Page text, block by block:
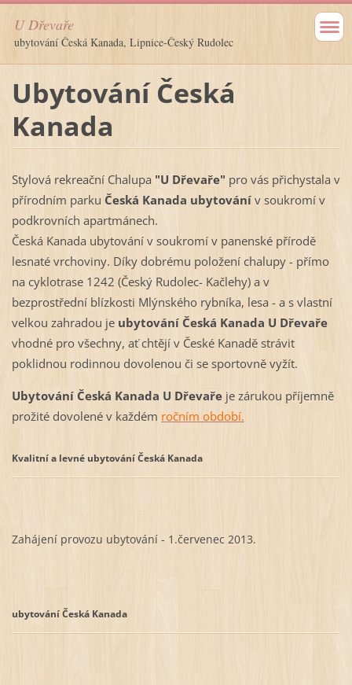
U Dřevaře
ubytování Česká Kanada, Lipnice-Český Rudolec
Ubytování Česká
Kanada
Stylová rekreační Chalupa "U Dřevaře" pro vás přichystala v
přírodním parku Česká Kanada ubytování v soukromí v
podkrovních apartmánech.
Česká Kanada ubytování v soukromí v panenské přírodě
lesnaté vrchoviny. Díky dobrému položení chalupy - přímo
na cyklotrase 1242 (Český Rudolec- Kačlehy) a v
bezprostřední blízkosti Mlýnského rybníka, lesa - a s vlastní
velkou zahradou je ubytování Česká Kanada U Dřevaře
vhodné pro všechny, ať chtějí v České Kanadě strávit
poklidnou rodinnou dovolenou či se sportovně vyžít.
Ubytování Česká Kanada U Dřevaře je zárukou příjemně
prožité dovolené v každém ročním období.
Kvalitní a levné ubytování Česká Kanada
Zahájení provozu ubytování - 1.červenec 2013.
ubytováníČeská Kanada